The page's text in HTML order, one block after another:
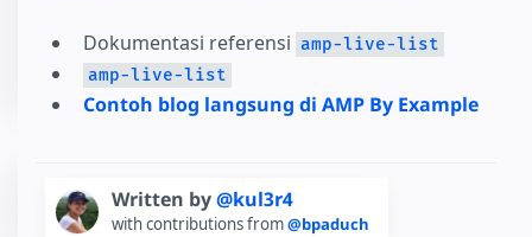
Dokumentasi referensi amp-live-list
amp-live-list
Contoh blog langsung di AMP By Example
Written by@kul3r4
with contributions from@bpaduch